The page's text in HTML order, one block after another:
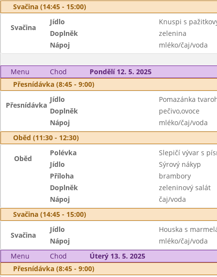
Svačina (14:45 - 15:00)
Svačina
Jídlo
Knuspi s
Doplněk
zelenina
Nápoj
mléko/čaj/voda
Menu Chod
Pondělí 12. 5. 2025
Přesnídávka (8:45 - 9:00)
Přesnídávka
Jídlo
Pomazánka
Doplněk
pečivo,ovoce
Nápoj
mléko/čaj/voda
Oběd (11:30 - 12:30)
Oběd
Polévka
Slepičí vývar s
Jídlo
Sýrový nákyp
Příloha
brambory
Doplněk
zeleninový salát
Nápoj
čaj/voda
Svačina (14:45 - 15:00)
Svačina
Jídlo
Houska s
Nápoj
mléko/čaj/voda
Menu
Chod
Úterý 13. 5. 2025
Přesnídávka (8:45 - 9:00)